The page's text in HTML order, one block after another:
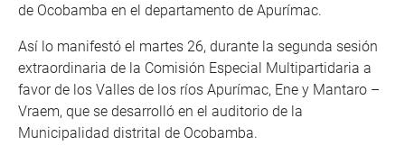
de Ocobamba en el departamento de Apurímac.
Así lo manifestó el martes 26, durante la segunda sesión
extraordinaria de la Comisión Especial Multipartidaria a
favor de los Valles de los ríos Apurímac, Ene y Mantaro –
Vraem, que se desarrolló en el auditorio de la
Municipalidad distrital de Ocobamba.